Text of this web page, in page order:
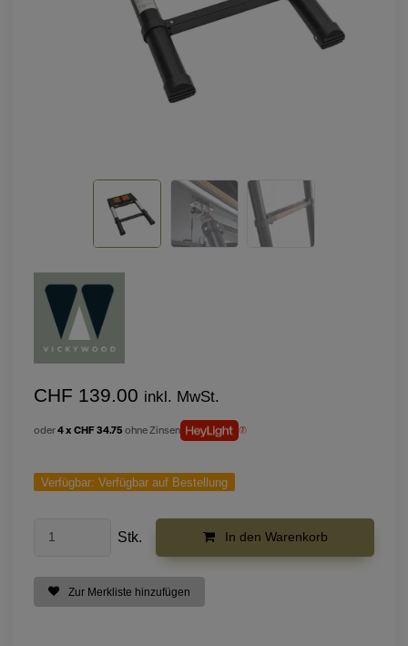
CHF 139.00 inkl. MwSt.
oder4 x CHF 34.75 ohne Zinsen
Verfügbar: Verfügbar auf Bestellung
Stk. In den Warenkorb
Zur Merkliste hinzufügen